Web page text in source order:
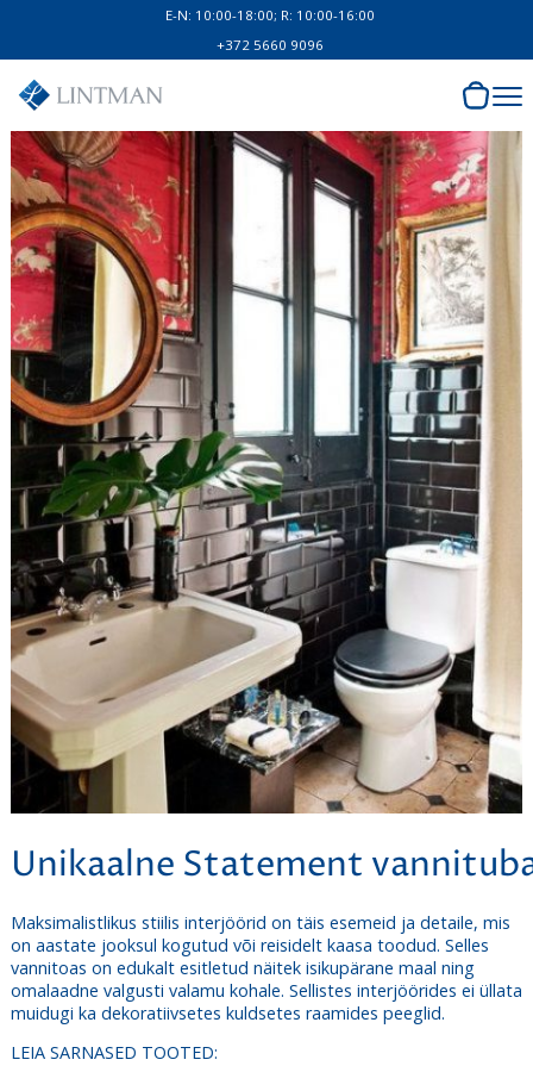
E-N: 10:00-18:00; R: 10:00-16:00
+372 5660 9096
Unikaalne Statement
Maksimalistlikus stiilis interjöörid on täis esemeid ja detaile, mis
on aastate jooksul kogutud või reisidelt kaasa toodud. Selles
vannitoas on edukalt esitletud näitek isikupärane maal ning
omalaadne valgusti valamu kohale. Sellistes interjöörides ei üllata
muidugi ka dekoratiivsetes kuldsetes raamides peeglid.
LEIA SARNASED TOOTED: